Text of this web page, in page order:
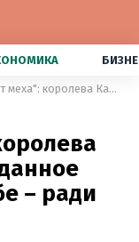
"Свободна от меха": королева Камилла дала неожиданное обещание о гардеробе – ради животных
– ради